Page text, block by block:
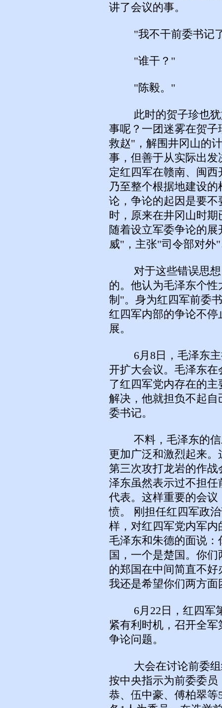
讲了会议的事。
"我不干前委书记
"谁干？"
"陈毅。"
此时的贺子珍也犹
事呢？一团迷雾在贺
救赵"，解围井冈山的
事，但善于从实际出
定红四军在赣南、闽
乃至整个根据地建设
论，争论的起因是要
时，原来在井冈山时
随着设立军委争论的
威"，主张"司令部对外
对于这些错误思想
的。他认为毛泽东个
制"。身为红四军前委
红四军内部的争论不
展。
6月8日，毛泽东主
开扩大会议。毛泽东
了红四军党内存在的
解决，他就担负不起
委书记。
不料，毛泽东的信
更加广泛和激烈起来
第三次攻打龙岩的作
泽东虽然表示过不担
代表。这样重要的会
愤。 刚担任红四军政
样，对红四军党内军
毛泽东和朱德的面说
国，一个是楚国。你
的郑国在中间简直不
我还是希望你们两方面
6月22日，红四军第
紧有利时机，召开全
争论问题。
大会在讨论前委组
按中央指示为前委委
恭、伍中豪、傅柏翠